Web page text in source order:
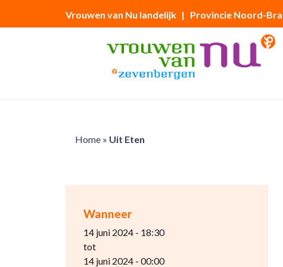
Vrouwen van Nu landelijk | Provincie Noord-
Home» Uit Eten
Wanneer
14 juni 2024 - 18:30
tot
14 juni 2024 - 00:00